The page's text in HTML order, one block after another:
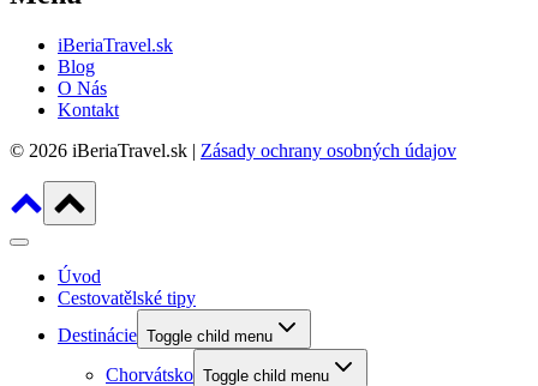
iBeriaTravel.sk
Blog
O Nás
Kontakt
© 2026 iBeriaTravel.sk | Zásady ochrany osobných údajov
Úvod
Cestovatělské tipy
Destinácie Toggle child menu
Chorvátsko Toggle child menu